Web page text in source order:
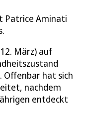
Patrice Aminati
März) auf
hat sich
nachdem
entdeckt